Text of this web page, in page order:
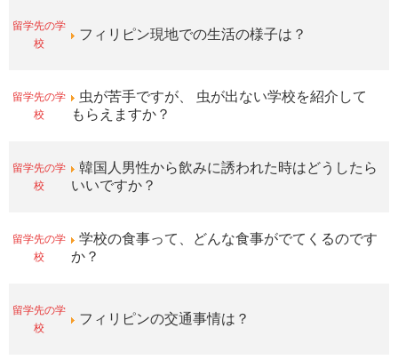
留学先の学
校
フィリピン現地での生活の様子は？
留学先の学
校
虫が苦手ですが、 虫が出ない学校を紹介して
もらえますか？
留学先の学
校
韓国人男性から飲みに誘われた時はどうしたら
いいですか？
留学先の学
校
学校の食事って、どんな食事がでてくるのです
か？
留学先の学
校
フィリピンの交通事情は？